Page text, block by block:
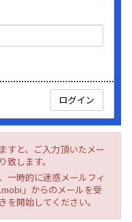
すと、ご入力頂いたメー
します。
一時的に迷惑メールフィ
」からのメールを受
開始してください。